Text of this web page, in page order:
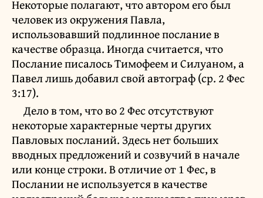
Некоторые полагают, что автором его был
человек из окружения Павла,
использовавший подлинное послание в
качестве образца. Иногда считается, что
Послание писалось Тимофеем и Силуаном, а
Павел лишь добавил свой автограф (ср. 2 Фес
3:17).
Дело в том, что во 2 Фес отсутствуют
некоторые характерные черты других
Павловых посланий. Здесь нет больших
вводных предложений и созвучий в начале
или конце строки. В отличие от 1 Фес, в
Послании не используется в качестве